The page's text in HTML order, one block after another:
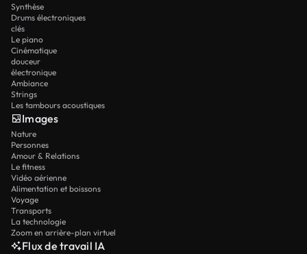
Synthèse
Drums électroniques
clés
Le piano
Cinématique
douceur
électronique
Ambiance
Strings
Les tambours acoustiques
Images
Nature
Personnes
Amour & Relations
Le fitness
Vidéo aérienne
Alimentation et boissons
Voyage
Transports
La technologie
Zoom en arrière-plan virtuel
Flux de travail IA